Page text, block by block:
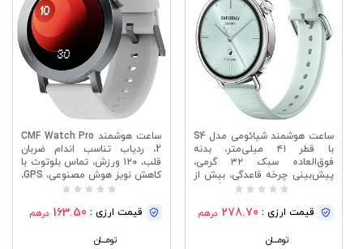
ساعت هوشمند شیائومی مدل S4
با قطر ۴۱ میلی‌متر، بدنه
فوق‌العاده سبک ۳۲ گرمی،
پیش‌بینی چرخه قاعدگی، بیش از
۱۵۰ حالت ورزشی، ویژگی‌های
شیائومی HyperOS 3، بند فلورو-
قیمت ارزی : 278.70 درهم
تومــــــان
ساعت هوشمند CMF Watch Pro
2، ردیاب تناسب اندام ضربان
قلب، ۱۲۰ ورزش، تماس بلوتوث با
کاهش نویز هوش مصنوعی، GPS،
قیمت ارزی : 163.50 درهم
تومــــــان